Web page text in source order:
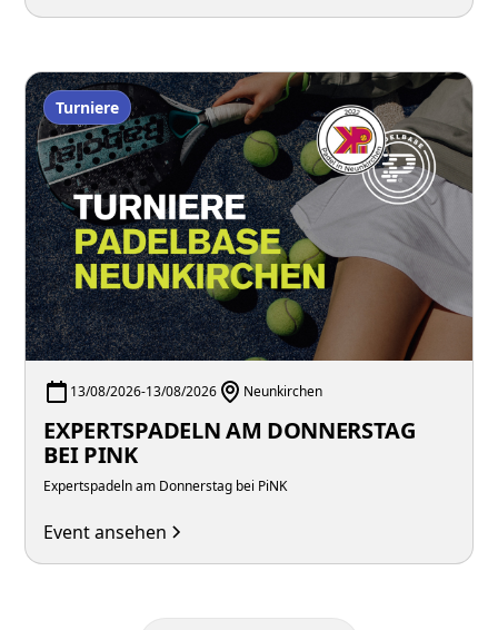
Turniere
13/08/2026-13/08/2026 Neunkirchen
EXPERTSPADELN AM DONNERSTAG
BEI PINK
Expertspadeln am Donnerstag bei PiNK
Event ansehen